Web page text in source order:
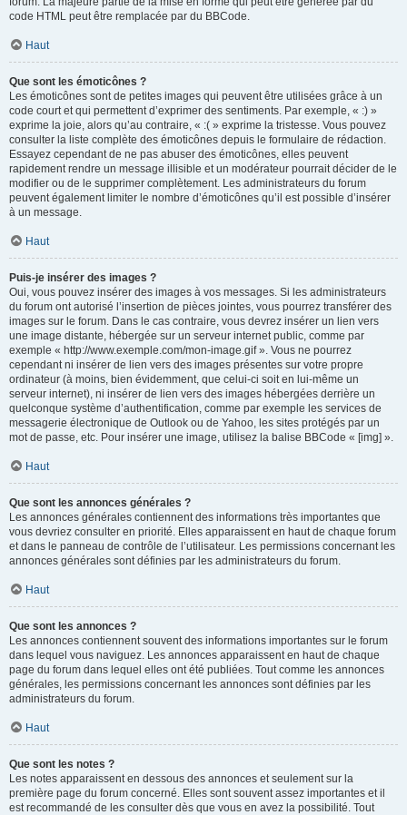
code HTML peut être remplacée par du BBCode.
Haut
Que sont les émoticônes ?
Les émoticônes sont de petites images qui peuvent être utilisées grâce à un
code court et qui permettent d’exprimer des sentiments. Par exemple, « :) »
exprime la joie, alors qu’au contraire, « :( » exprime la tristesse. Vous pouvez
consulter la liste complète des émoticônes depuis le formulaire de rédaction.
Essayez cependant de ne pas abuser des émoticônes, elles peuvent
rapidement rendre un message illisible et un modérateur pourrait décider de le
modifier ou de le supprimer complètement. Les administrateurs du forum
peuvent également limiter le nombre d’émoticônes qu’il est possible d’insérer
à un message.
Haut
Puis-je insérer des images ?
Oui, vous pouvez insérer des images à vos messages. Si les administrateurs
du forum ont autorisé l’insertion de pièces jointes, vous pourrez transférer des
images sur le forum. Dans le cas contraire, vous devrez insérer un lien vers
une image distante, hébergée sur un serveur internet public, comme par
exemple « http://www.exemple.com/mon-image.gif ». Vous ne pourrez
cependant ni insérer de lien vers des images présentes sur votre propre
ordinateur (à moins, bien évidemment, que celui-ci soit en lui-même un
serveur internet), ni insérer de lien vers des images hébergées derrière un
quelconque système d’authentification, comme par exemple les services de
messagerie électronique de Outlook ou de Yahoo, les sites protégés par un
mot de passe, etc. Pour insérer une image, utilisez la balise BBCode « [img] ».
Haut
Que sont les annonces générales ?
Les annonces générales contiennent des informations très importantes que
vous devriez consulter en priorité. Elles apparaissent en haut de chaque forum
et dans le panneau de contrôle de l’utilisateur. Les permissions concernant les
annonces générales sont définies par les administrateurs du forum.
Haut
Que sont les annonces ?
Les annonces contiennent souvent des informations importantes sur le forum
dans lequel vous naviguez. Les annonces apparaissent en haut de chaque
page du forum dans lequel elles ont été publiées. Tout comme les annonces
générales, les permissions concernant les annonces sont définies par les
administrateurs du forum.
Haut
Que sont les notes ?
Les notes apparaissent en dessous des annonces et seulement sur la
première page du forum concerné. Elles sont souvent assez importantes et il
est recommandé de les consulter dès que vous en avez la possibilité. Tout